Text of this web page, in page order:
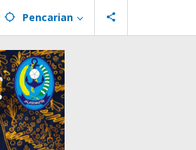
Pencarian